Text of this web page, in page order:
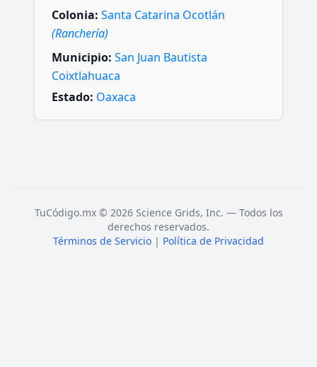
Colonia: Santa Catarina Ocotlán
(Ranchería)
Municipio: San Juan Bautista
Coixtlahuaca
Estado: Oaxaca
TuCódigo.mx © 2026 Science Grids, Inc. — Todos los
derechos reservados.
Términos de Servicio | Política de Privacidad